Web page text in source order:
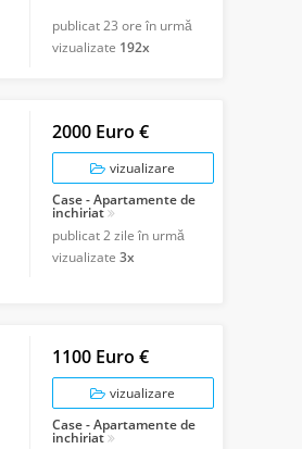
publicat23 ore în urmă
vizualizate 192x
2000 Euro €
vizualizare
Case - Apartamente de
inchiriat
publicat2 zile în urmă
vizualizate 3x
1100 Euro €
vizualizare
Case - Apartamente de
inchiriat